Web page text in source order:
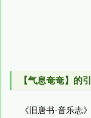
【气息奄奄】的
《旧唐书·音乐志